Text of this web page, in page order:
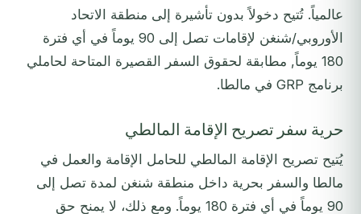
عالمياً. تُتيح دخولاً بدون تأشيرة إلى منطقة الاتحاد
الأوروبي/شنغن لإقامات تصل إلى 90 يوماً في أي فترة
180 يوماً, مطابقة لحقوق السفر القصيرة المتاحة لحاملي
برنامج GRP في مالطا.
حرية سفر تصريح الإقامة المالطي
يُتيح تصريح الإقامة المالطي للحامل الإقامة والعمل في
مالطا والسفر بحرية داخل منطقة شنغن لمدة تصل إلى
90 يوماً في أي فترة 180 يوماً. ومع ذلك، لا يمنح حق